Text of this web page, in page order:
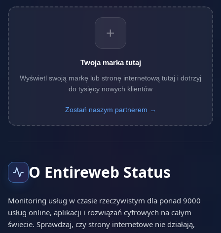
+
Twoja marka tutaj
Wyświetl swoją markę lub stronę internetową tutaj i dotrzyj
do tysięcy nowych klientów
Zostań naszym partnerem →
O Entireweb Status
Monitoring usług w czasie rzeczywistym dla ponad 9000
usług online, aplikacji i rozwiązań cyfrowych na całym
świecie. Sprawdzaj, czy strony internetowe nie działają,